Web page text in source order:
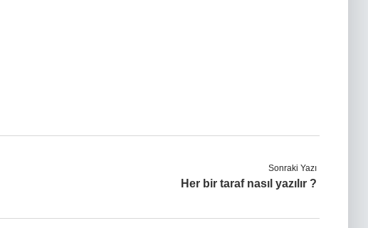
Sonraki Yazı
Her bir taraf nasıl yazılır ?